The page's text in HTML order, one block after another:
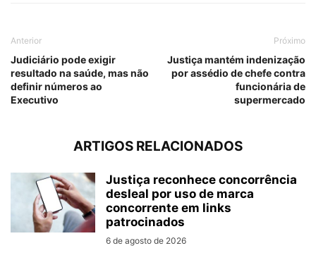
Anterior
Judiciário pode exigir
resultado na saúde, mas não
definir números ao
Executivo
Próximo
Justiça mantém indenização
por assédio de chefe contra
funcionária de
supermercado
ARTIGOS RELACIONADOS
Justiça reconhece concorrência
desleal por uso de marca
concorrente em links
patrocinados
6 de agosto de 2026